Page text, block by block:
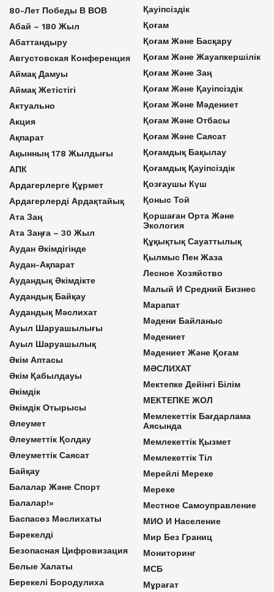
80-Лет Победы В ВОВ
Абай – 180 Жыл
Абаттандыру
Августовская Конференция
Аймақ Дамуы
Аймақ Жетістігі
Актуально
Акция
Ақпарат
Ақынның 178 Жылдығы
АПК
Ардагерлерге Құрмет
Ардагерлерді Ардақтайық
Ата Заң
Ата Заңға – 30 Жыл
Аудан Әкімдігінде
Аудан-Ақпарат
Аудандық Әкімдікте
Аудандық Байқау
Аудандық Мәслихат
Ауыл Шаруашылығы
Ауыл Шаруашылық
Әкім Аптасы
Әкім Қабылдауы
Әкімдік
Әкімдік Отырысы
Әлеумет
Әлеуметтік Қолдау
Әлеуметтік Саясат
Байқау
Балалар Және Спорт
Балалар!»
Баспасөз Мәслихаты
Бәрекелді
Безопасная Цифровизация
Белые Халаты
Берекелі Бородулиха
Қауіпсіздік
Қоғам
Қоғам Және Басқару
Қоғам Және Жауапкершілік
Қоғам Және Заң
Қоғам Және Қауіпсіздік
Қоғам Және Мәдениет
Қоғам Және Отбасы
Қоғам Және Саясат
Қоғамдық Бақылау
Қоғамдық Қауіпсіздік
Қозғаушы Күш
Қоныс Той
Қоршаған Орта Және
Экология
Құқықтық Сауаттылық
Қылмыс Пен Жаза
Лесное Хозяйство
Малый И Средний Бизнес
Марапат
Мәдени Байланыс
Мәдениет
Мәдениет Және Қоғам
МӘСЛИХАТ
Мектепке Дейінгі Білім
МЕКТЕПКЕ ЖОЛ
Мемлекеттік Бағдарлама
Аясында
Мемлекеттік Қызмет
Мемлекеттік Тіл
Мерейлі Мереке
Мереке
Местное Самоуправление
МИО И Население
Мир Без Границ
Мониторинг
МСБ
Мұрағат